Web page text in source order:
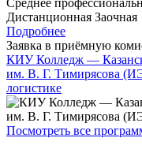
Дистанционная Заочная
Подробнее
Заявка в приёмную
КИУ Колледж —
им. В. Г. Тимирясова
логистике
Посмотреть все